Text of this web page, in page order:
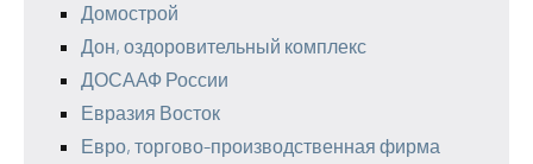
Домострой
Дон, оздоровительный комплекс
ДОСААФ России
Евразия Восток
Евро, торгово-производственная фирма